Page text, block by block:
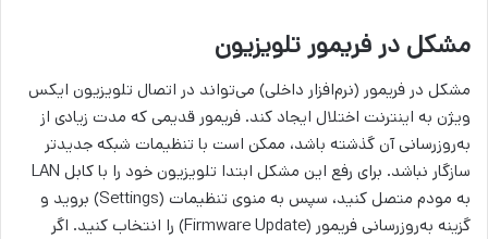
مشکل در فریمور تلویزیون
مشکل در فریمور (نرم‌افزار داخلی) می‌تواند در اتصال تلویزیون ایکس
ویژن به اینترنت اختلال ایجاد کند. فریمور قدیمی که مدت زیادی از
به‌روزرسانی آن گذشته باشد، ممکن است با تنظیمات شبکه جدیدتر
سازگار نباشد. برای رفع این مشکل ابتدا تلویزیون خود را با کابل LAN
به مودم متصل کنید، سپس به منوی تنظیمات (Settings) بروید و
گزینه به‌روزرسانی فریمور (Firmware Update) را انتخاب کنید. اگر